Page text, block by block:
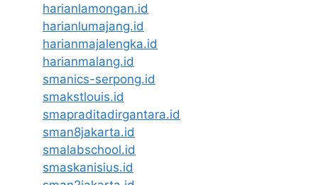
harianlamongan.id
harianlumajang.id
harianmajalengka.id
harianmalang.id
smanics-serpong.id
smakstlouis.id
smapraditadirgantara.id
sman8jakarta.id
smalabschool.id
smaskanisius.id